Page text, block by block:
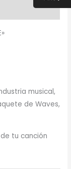
musical,
de Waves,
tu canción